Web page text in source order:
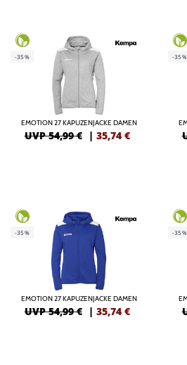
-35%
EMOTION 27 KAPUZENJACKE DAMEN
UVP 54,99 € | 35,74 €
-35%
-35%
EMOTION 27 KAPUZENJACKE DAMEN
UVP 54,99 € | 35,74 €
-35%